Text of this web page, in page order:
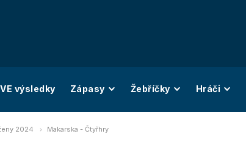
výsledky Zápasy Žebříčky Hráči
2024 Makarska - Čtyřhry